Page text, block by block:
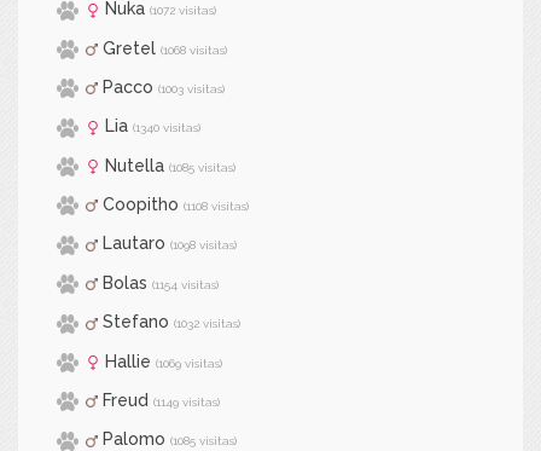
Nuka (1072 visitas)
Gretel (1068 visitas)
Pacco (1003 visitas)
Lia (1340 visitas)
Nutella (1085 visitas)
Coopitho (1108 visitas)
Lautaro (1098 visitas)
Bolas (1154 visitas)
Stefano (1032 visitas)
Hallie (1069 visitas)
Freud (1149 visitas)
Palomo (1085 visitas)